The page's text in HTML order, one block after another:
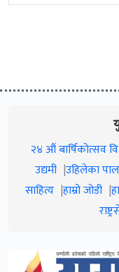
२४ औं बार्षिकोत्सव
उद्यमी उहिलेका
साहित्य हाम्रो जाेडी